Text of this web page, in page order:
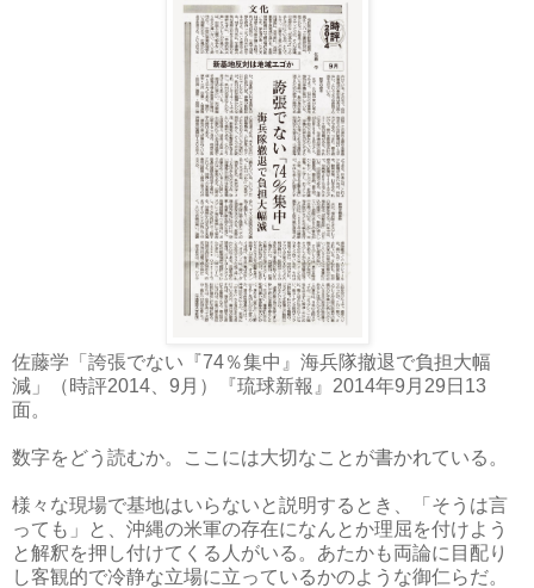
佐藤学「誇張でない『74％集中』海兵隊撤退で負担大幅
減」（時評2014、9月）『琉球新報』2014年9月29日13
面。
数字をどう読むか。ここには大切なことが書かれている。
様々な現場で基地はいらないと説明するとき、「そうは言
っても」と、沖縄の米軍の存在になんとか理屈を付けよう
と解釈を押し付けてくる人がいる。あたかも両論に目配り
し客観的で冷静な立場に立っているかのような御仁らだ。